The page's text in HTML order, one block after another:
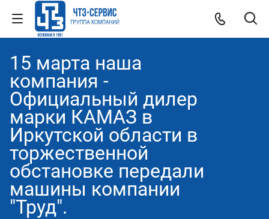
15 марта наша
компания -
Официальный дилер
марки КАМАЗ в
Иркутской области в
торжественной
обстановке передали
машины компании
"Труд".